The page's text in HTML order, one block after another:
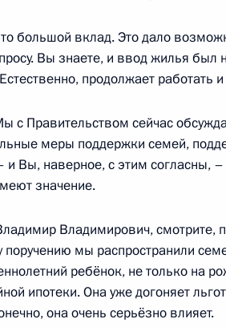
национальных проектов
года, 19:30
года, 17:00
Магомедов и Виталий Мутко
большой вклад. Это дало
Вы знаете, и ввод жилья
продолжает работать
с Правительством сейчас
меры поддержки семей,
Вы, наверное, с этим согласны, –
значение.
Владимирович, смотрите,
мы распространили
ребёнок, не только на
ипотеки. Она уже догоняет
она очень серьёзно влияет.